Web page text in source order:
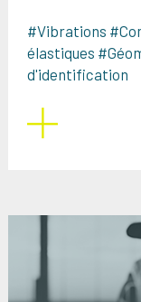
#Vibrations
élastiques
d'identification